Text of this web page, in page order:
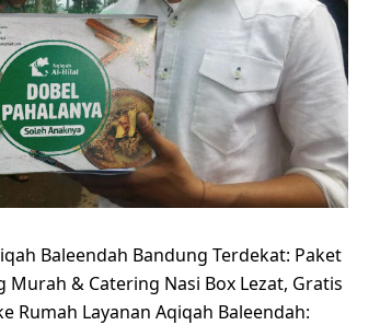
Baleendah Bandung Terdekat: Paket
Murah & Catering Nasi Box Lezat, Gratis
Rumah Layanan Aqiqah Baleendah: